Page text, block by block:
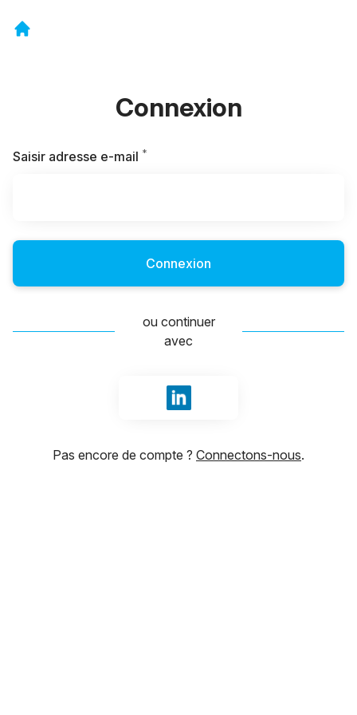
Connexion
Saisir adresse e-mail *
Connexion
ou continuer
avec
Se connecter avec LinkedIn
Pas encore de compte ? Connectons-nous.